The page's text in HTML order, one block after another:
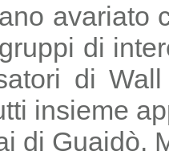
avariato
di
di
insieme
di Guaidò.